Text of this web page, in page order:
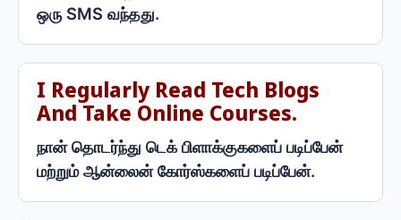
ஒரு SMS வந்தது.
I Regularly Read Tech Blogs
And Take Online Courses.
நான் தொடர்ந்து டெக் பிளாக்குகளைப் படிப்பேன்
மற்றும் ஆன்லைன் கோர்ஸ்களைப் படிப்பேன்.